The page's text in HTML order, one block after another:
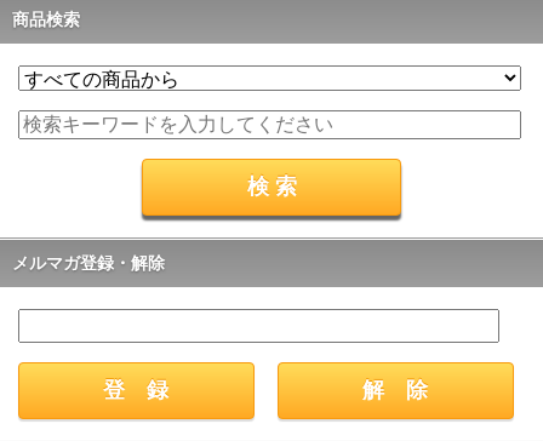
商品検索
メルマガ登録・解除